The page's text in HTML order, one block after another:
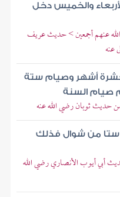
والخميس دخل
عنهم أجمعين > حديث عريف
عنه
أشهر وصيام ستة
صيام السنة
حديث ثوبان رضي الله عنه
من شوال فذلك
أبي أيوب الأنصاري رضي الله